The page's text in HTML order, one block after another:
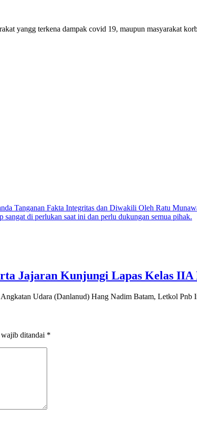
yangg terkena dampak covid 19, maupun masyarakat
Tanganan Fakta Integritas dan Diwakili Oleh Ratu
di perlukan saat ini dan perlu dukungan semua pihak.
Jajaran Kunjungi Lapas Kelas IIA
Udara (Danlanud) Hang Nadim Batam, Letkol Pnb
ditandai *